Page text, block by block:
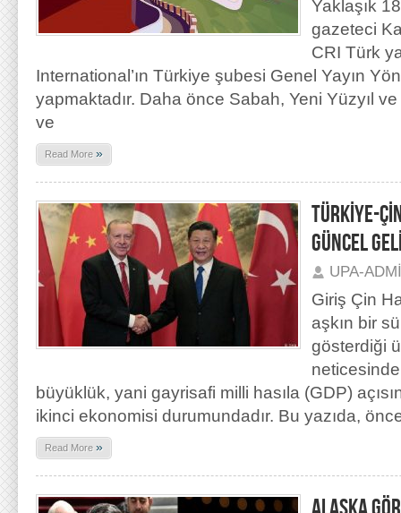
Yaklaşık
gazeteci
CRI Türk
International’ın Türkiye şubesi Genel Yayın
yapmaktadır. Daha önce Sabah, Yeni Yüzyıl ve
ve
Read More »
TÜRKİYE-
GÜNCEL
UPA-
Giriş Çin
aşkın bir
gösterdiği
büyüklük, yani gayrisafi milli hasıla (GDP)
ikinci ekonomisi durumundadır. Bu yazıda,
Read More »